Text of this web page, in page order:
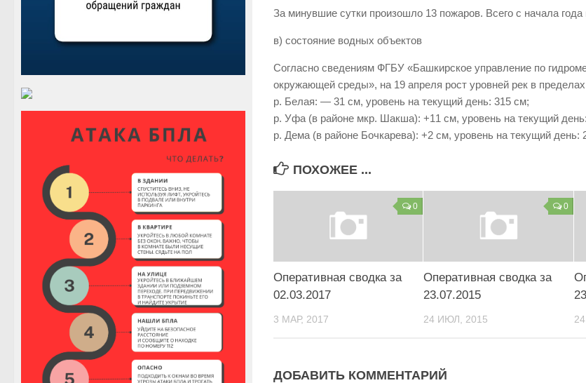
За минувшие сутки произошло 13 пожаров. Всего с начала
в) состояние водных объектов
Согласно сведениям ФГБУ «Башкирское управление по
окружающей среды», на 19 апреля рост уровней рек в
р. Белая: — 31 см, уровень на текущий день: 315 см;
р. Уфа (в районе мкр. Шакша): +11 см, уровень на текущий
р. Дема (в районе Бочкарева): +2 см, уровень на текущий день:
ПОХОЖЕЕ ...
0
Оперативная сводка за
02.03.2017
3 МАР, 2017
0
Оперативная сводка за
23.07.2015
24 ИЮЛ, 2015
ДОБАВИТЬ КОММЕНТАРИЙ